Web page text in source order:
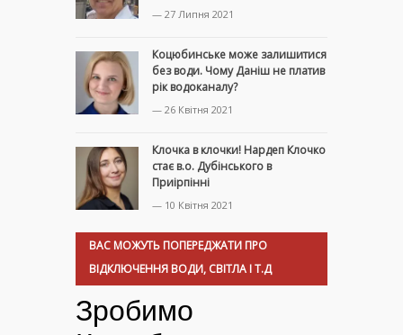
— 27 Липня 2021
Коцюбинське може залишитися
без води. Чому Даніш не платив
рік водоканалу?
— 26 Квітня 2021
Клочка в клочки! Нардеп Клочко
стає в.о. Дубінського в
Приірпінні
— 10 Квітня 2021
ВАС МОЖУТЬ ПОПЕРЕДЖАТИ ПРО
ВІДКЛЮЧЕННЯ ВОДИ, СВІТЛА І Т.Д